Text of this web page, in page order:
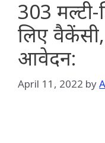
303
लिए
आवेदन:
April 11, 2022 by